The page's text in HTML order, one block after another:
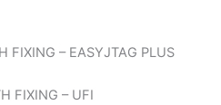
FIXING – EASYJTAG PLUS
FIXING – UFI